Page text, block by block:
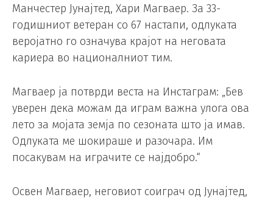
Манчестер Јунајтед, Хари Магваер. За 33-
годишниот ветеран со 67 настапи, одлуката
веројатно го означува крајот на неговата
кариера во националниот тим.
Магваер ја потврди веста на Инстаграм: „Бев
уверен дека можам да играм важна улога ова
лето за мојата земја по сезоната што ја имав.
Одлуката ме шокираше и разочара. Им
посакувам на играчите се најдобро.“
Освен Магваер, неговиот соиграч од Јунајтед,